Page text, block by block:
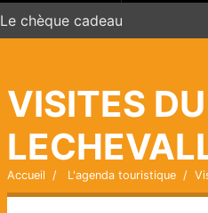
Le chèque cadeau
VISITES
Accueil L'agenda touristique